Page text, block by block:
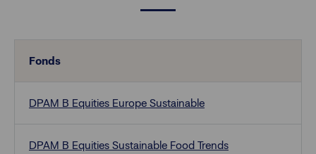
Fonds
DPAM B Equities Europe Sustainable
DPAM B Equities Sustainable Food Trends